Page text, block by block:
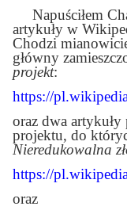
Napuściłem
artykuły w
Chodzi
główny
projekt:
https://
oraz dwa
projektu, do
Nieredukowalna
https://
oraz